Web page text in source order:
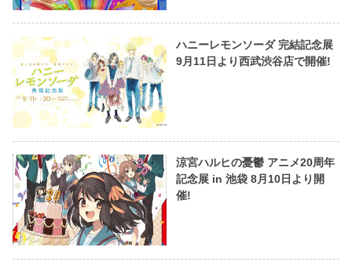
ハニーレモンソーダ 完結記念展
9月11日より西武渋谷店で開催!
涼宮ハルヒの憂鬱 アニメ20周年
記念展 in 池袋 8月10日より開
催!